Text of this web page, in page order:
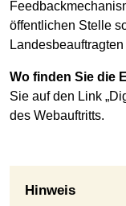
öffentlichen Stelle
Wo finden Sie die
Sie auf den Link
des Webauftritts.
Hinweis